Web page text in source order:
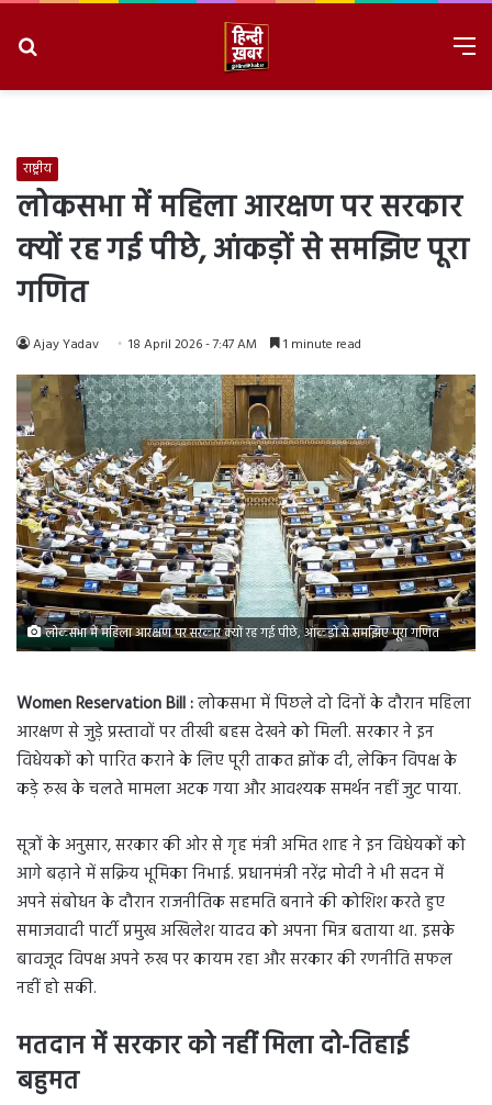
राष्ट्रीय
लोकसभा में महिला आरक्षण पर सरकार
क्यों रह गई पीछे, आंकड़ों से समझिए पूरा
गणित
Ajay Yadav 18 April 2026 - 7:47 AM 1 minute read
लोकसभा में महिला आरक्षण पर सरकार क्यों रह गई पीछे, आंकड़ों से समझिए पूरा गणित
Women Reservation Bill :लोकसभा में पिछले दो दिनों के दौरान महिला
आरक्षण से जुड़े प्रस्तावों पर तीखी बहस देखने को मिली. सरकार ने इन
विधेयकों को पारित कराने के लिए पूरी ताकत झोंक दी, लेकिन विपक्ष के
कड़े रुख के चलते मामला अटक गया और आवश्यक समर्थन नहीं जुट पाया.
सूत्रों के अनुसार, सरकार की ओर से गृह मंत्री अमित शाह ने इन विधेयकों को
आगे बढ़ाने में सक्रिय भूमिका निभाई. प्रधानमंत्री नरेंद्र मोदी ने भी सदन में
अपने संबोधन के दौरान राजनीतिक सहमति बनाने की कोशिश करते हुए
समाजवादी पार्टी प्रमुख अखिलेश यादव को अपना मित्र बताया था. इसके
बावजूद विपक्ष अपने रुख पर कायम रहा और सरकार की रणनीति सफल
नहीं हो सकी.
मतदान में सरकार को नहीं मिला दो-तिहाई
बहुमत